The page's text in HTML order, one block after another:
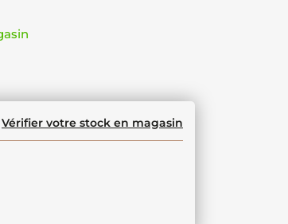
Vérifier votre stock en magasin